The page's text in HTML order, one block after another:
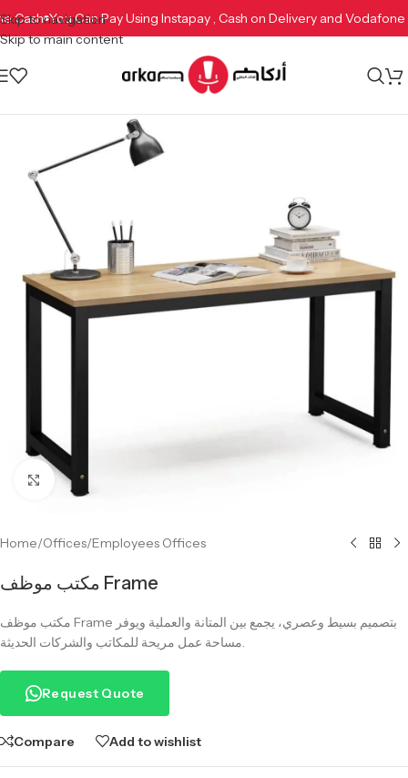
Skip to navigation
Skip to main content
Cash You Can Pay Using Instapay , Cash on Delivery and
Click to enlarge
Home/Offices/Employees Offices
مكتب موظف Frame
مكتب موظف Frame بتصميم بسيط وعصري، يجمع بين المتانة والعملية ويوفر
مساحة عمل مريحة للمكاتب والشركات الحديثة.
Request Quote
Compare Add to wishlist